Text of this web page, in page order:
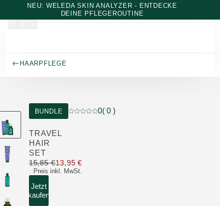
Zum Hauptinhalt wechseln
NEU: WELEDA SKIN ANALYZER - ENTDECKE
DEINE PFLEGEROUTINE
HAARPFLEGE
BUNDLE
Aktuelle Bewertung: 0 von 5 Sternen
0( 0 )
TRAVEL
HAIR
SET
Preis inkl. MwSt.
15,85 €13,95 €Nur 13,95 € statt 15,85 €
Jetzt
kaufen